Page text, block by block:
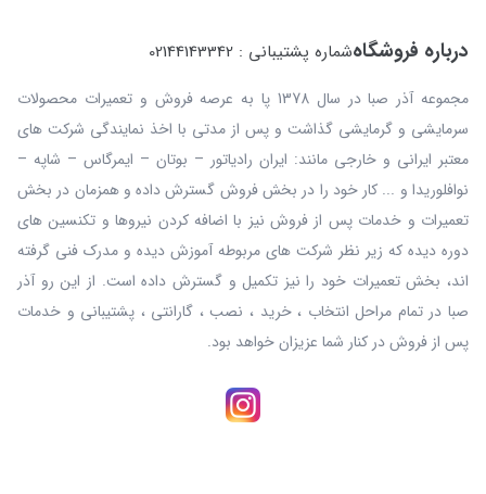
درباره فروشگاهشماره پشتیبانی : 02144143342
مجموعه آذر صبا در سال 1378 پا به عرصه فروش و تعمیرات محصولات
سرمایشی و گرمایشی گذاشت و پس از مدتی با اخذ نمایندگی شرکت های
معتبر ایرانی و خارجی مانند: ایران رادیاتور – بوتان – ایمرگاس – شاپه –
نوافلوریدا و ... کار خود را در بخش فروش گسترش داده و همزمان در بخش
تعمیرات و خدمات پس از فروش نیز با اضافه کردن نیروها و تکنسین های
دوره دیده که زیر نظر شرکت های مربوطه آموزش دیده و مدرک فنی گرفته
اند، بخش تعمیرات خود را نیز تکمیل و گسترش داده است. از این رو آذر
صبا در تمام مراحل انتخاب ، خرید ، نصب ، گارانتی ، پشتیبانی و خدمات
پس از فروش در کنار شما عزیزان خواهد بود.